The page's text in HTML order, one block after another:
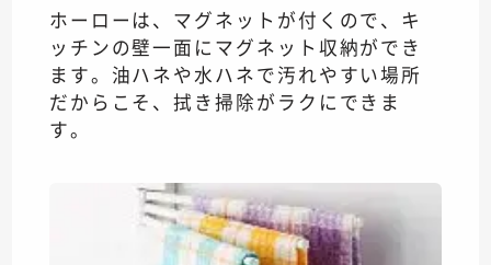
ホーローは、マグネットが付くので、キ
ッチンの壁一面にマグネット収納ができ
ます。油ハネや水ハネで汚れやすい場所
だからこそ、拭き掃除がラクにできま
す。